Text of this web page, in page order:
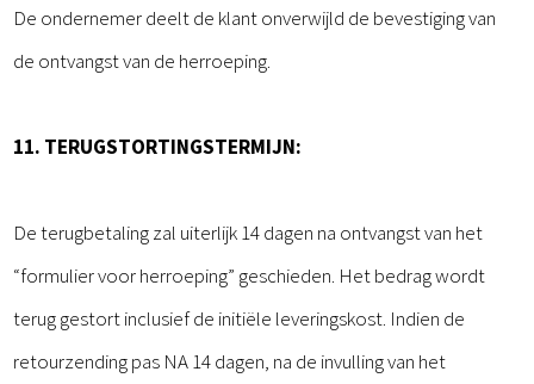
De ondernemer deelt de klant onverwijld de bevestiging van
de ontvangst van de herroeping.
11. TERUGSTORTINGSTERMIJN:
De terugbetaling zal uiterlijk 14 dagen na ontvangst van het
“formulier voor herroeping” geschieden. Het bedrag wordt
terug gestort inclusief de initiële leveringskost. Indien de
retourzending pas NA 14 dagen, na de invulling van het